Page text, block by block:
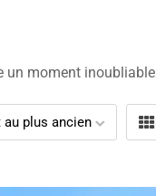
un moment inoubliable